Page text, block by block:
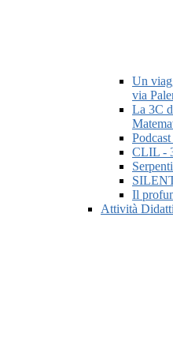
Un
via
La 3C
CLIL -
Il
Attività